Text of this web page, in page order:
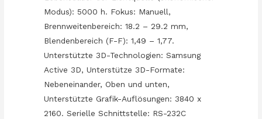
Modus): 5000 h. Fokus: Manuell,
Brennweitenbereich: 18.2 – 29.2 mm,
Blendenbereich (F-F): 1,49 – 1,77.
Unterstützte 3D-Technologien: Samsung
Active 3D, Unterstütze 3D-Formate:
Nebeneinander, Oben und unten,
Unterstützte Grafik-Auflösungen: 3840 x
2160. Serielle Schnittstelle: RS-232C